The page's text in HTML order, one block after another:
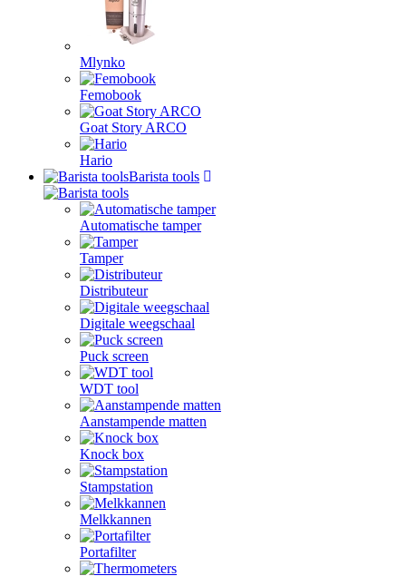
Mlynko
Femobook
Goat Story ARCO
Hario
Barista tools
Automatische tamper
Tamper
Distributeur
Digitale weegschaal
Puck screen
WDT tool
Aanstampende matten
Knock box
Stampstation
Melkkannen
Portafilter